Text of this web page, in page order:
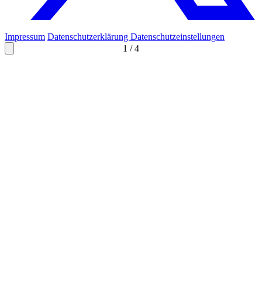
1 /4
Impressum Datenschutzerklärung Datenschutzeinstellungen